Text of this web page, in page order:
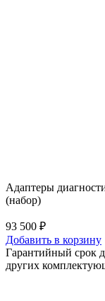
Адаптеры
(набор)
93 500 ₽
Добавить в корзину
Гарантийный срок
других